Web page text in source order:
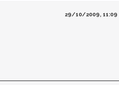
29/10/2009, 11:09